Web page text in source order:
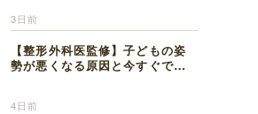
3日前
【整形外科医監修】子どもの姿
勢が悪くなる原因と今すぐでき
4日前